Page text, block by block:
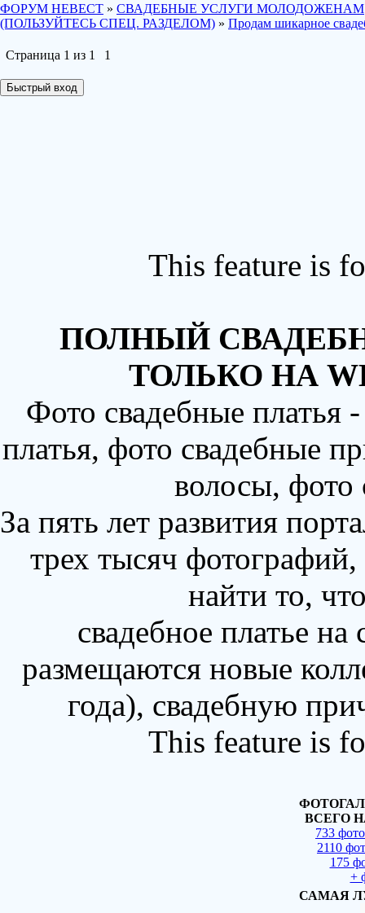
ФОРУМ НЕВЕСТ » СВАДЕБНЫЕ УСЛУГИ МОЛОДОЖЕНАМ
(ПОЛЬЗУЙТЕСЬ СПЕЦ. РАЗДЕЛОМ) » Продам шикарное
Страница 1 из 1 1
This feature is
ПОЛНЫЙ
ТОЛЬКО НА
Фото свадебные
платья, фото свадебные
волосы,
За пять лет развития
трех тысяч
найти то,
свадебное платье
размещаются новые
года), свадебную
This feature is
ВСЕГО
733
2110
175
+
САМАЯ